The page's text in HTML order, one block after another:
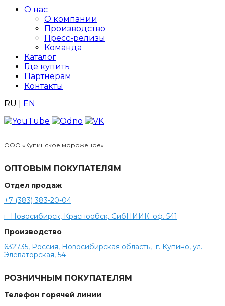
О нас
О компании
Производство
Пресс-релизы
Команда
Каталог
Где купить
Партнерам
Контакты
RU
EN
ООО «Купинское мороженое»
ОПТОВЫМ ПОКУПАТЕЛЯМ
Отдел продаж
+7 (383) 383-20-04
г. Новосибирск, Краснообск, СибНИИК. оф. 541
Производство
632735, Россия, Новосибирская область, г. Купино, ул.
Элеваторская, 54
РОЗНИЧНЫМ ПОКУПАТЕЛЯМ
Телефон горячей линии